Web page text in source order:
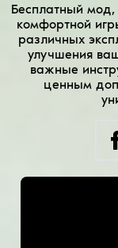
Бесплатный мод,
комфортной
различных
улучшения
важные
ценным